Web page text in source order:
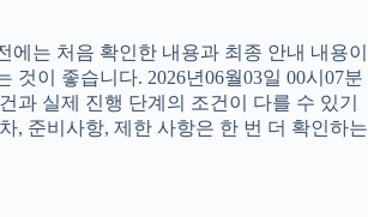
에는 처음 확인한 내용과 최종 안내 내용이
것이 좋습니다. 2026년06월03일 00시07분
과 실제 진행 단계의 조건이 다를 수 있기
, 준비사항, 제한 사항은 한 번 더 확인하는